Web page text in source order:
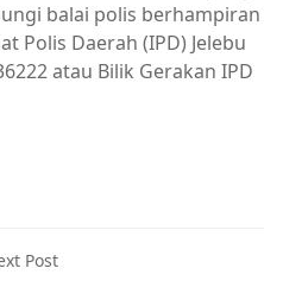
balai polis berhampiran
Polis Daerah (IPD) Jelebu
atau Bilik Gerakan IPD
Post